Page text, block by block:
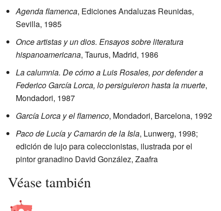
Agenda flamenca, Ediciones Andaluzas Reunidas,
Sevilla, 1985
Once artistas y un dios. Ensayos sobre literatura
hispanoamericana, Taurus, Madrid, 1986
La calumnia. De cómo a Luis Rosales, por defender a
Federico García Lorca, lo persiguieron hasta la muerte,
Mondadori, 1987
García Lorca y el flamenco, Mondadori, Barcelona, 1992
Paco de Lucía y Camarón de la Isla, Lunwerg, 1998;
edición de lujo para coleccionistas, ilustrada por el
pintor granadino David González, Zaafra
Véase también